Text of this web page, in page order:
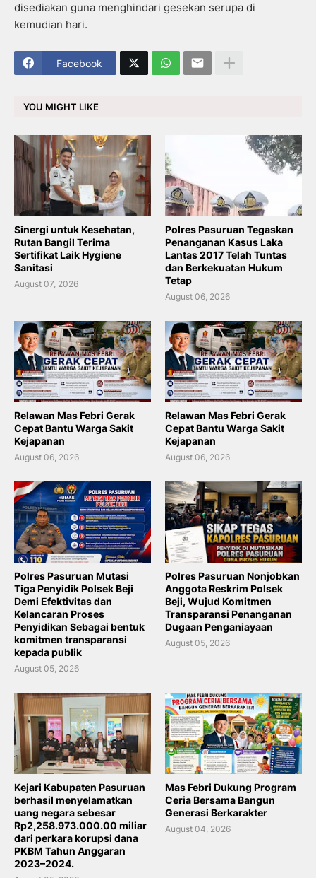
disediakan guna menghindari gesekan serupa di
kemudian hari.
Facebook
YOU MIGHT LIKE
Sinergi untuk Kesehatan,
Rutan Bangil Terima
Sertifikat Laik Hygiene
Sanitasi
August 07, 2026
Polres Pasuruan Tegaskan
Penanganan Kasus Laka
Lantas 2017 Telah Tuntas
dan Berkekuatan Hukum
Tetap
August 06, 2026
Relawan Mas Febri Gerak
Cepat Bantu Warga Sakit
Kejapanan
August 06, 2026
Relawan Mas Febri Gerak
Cepat Bantu Warga Sakit
Kejapanan
August 06, 2026
Polres Pasuruan Mutasi
Tiga Penyidik Polsek Beji
Demi Efektivitas dan
Kelancaran Proses
Penyidikan Sebagai bentuk
komitmen transparansi
kepada publik
August 05, 2026
Polres Pasuruan Nonjobkan
Anggota Reskrim Polsek
Beji, Wujud Komitmen
Transparansi Penanganan
Dugaan Penganiayaan
August 05, 2026
Kejari Kabupaten Pasuruan
berhasil menyelamatkan
uang negara sebesar
Rp2,258.973.000.00 miliar
dari perkara korupsi dana
PKBM Tahun Anggaran
2023–2024.
Mas Febri Dukung Program
Ceria Bersama Bangun
Generasi Berkarakter
August 04, 2026